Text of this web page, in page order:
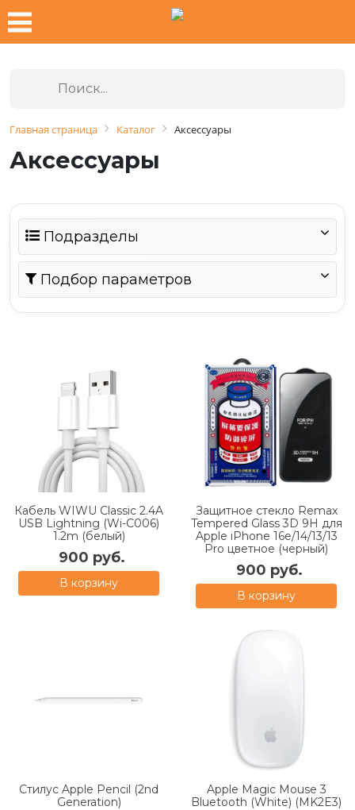
Главная страница Каталог Аксессуары
Аксессуары
Подразделы
Подбор параметров
Кабель WIWU Classic 2.4A
USB Lightning (Wi-C006)
1.2m (белый)
900 руб.
В корзину
Защитное стекло Remax
Tempered Glass 3D 9H для
Apple iPhone 16e/14/13/13
Pro цветное (черный)
900 руб.
В корзину
Cтилус Apple Pencil (2nd
Generation)
Apple Magic Mouse 3
Bluetooth (White) (MK2E3)